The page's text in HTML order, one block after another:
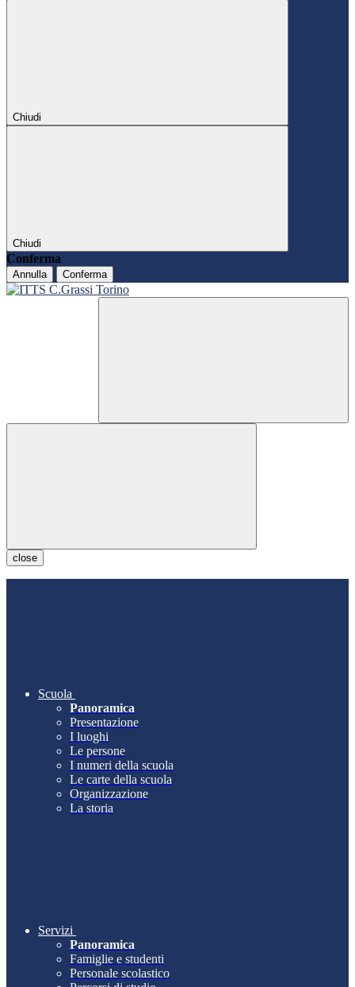
Chiudi
Chiudi
Conferma
Annulla Conferma
close
Scuola
Panoramica
Presentazione
I luoghi
Le persone
I numeri della scuola
Le carte della scuola
Organizzazione
La storia
Servizi
Panoramica
Famiglie e studenti
Personale scolastico